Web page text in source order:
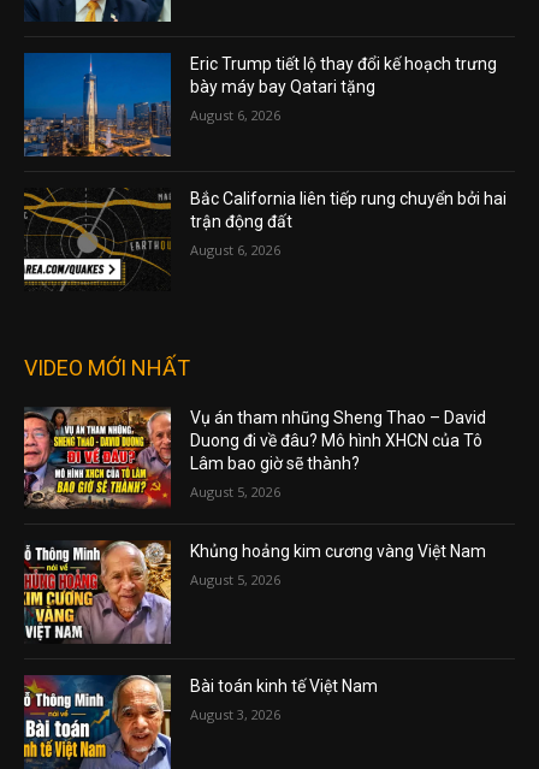
Eric Trump tiết lộ thay đổi kế hoạch trưng
bày máy bay Qatari tặng
August 6, 2026
Bắc California liên tiếp rung chuyển bởi hai
trận động đất
August 6, 2026
VIDEO MỚI NHẤT
Vụ án tham nhũng Sheng Thao – David
Duong đi về đâu? Mô hình XHCN của Tô
Lâm bao giờ sẽ thành?
August 5, 2026
Khủng hoảng kim cương vàng Việt Nam
August 5, 2026
Bài toán kinh tế Việt Nam
August 3, 2026